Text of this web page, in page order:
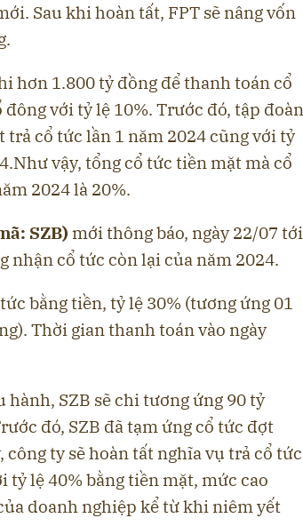
Sau khi hoàn tất, FPT sẽ nâng vốn
hơn 1.800 tỷ đồng để thanh toán cổ
với tỷ lệ 10%. Trước đó, tập đoàn
trả cổ tức lần 1 năm 2024 cũng với tỷ
vậy, tổng cổ tức tiền mặt mà cổ
2024 là 20%.
SZB) mới thông báo, ngày 22/07 tới
nhận cổ tức còn lại của năm 2024.
bằng tiền, tỷ lệ 30% (tương ứng 01
Thời gian thanh toán vào ngày
SZB sẽ chi tương ứng 90 tỷ
đó, SZB đã tạm ứng cổ tức đợt
công ty sẽ hoàn tất nghĩa vụ trả cổ tức
tỷ lệ 40% bằng tiền mặt, mức cao
doanh nghiệp kể từ khi niêm yết